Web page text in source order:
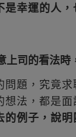
是幸運的人
上司的看法時
題，究竟求
法，都是面
的例子，說